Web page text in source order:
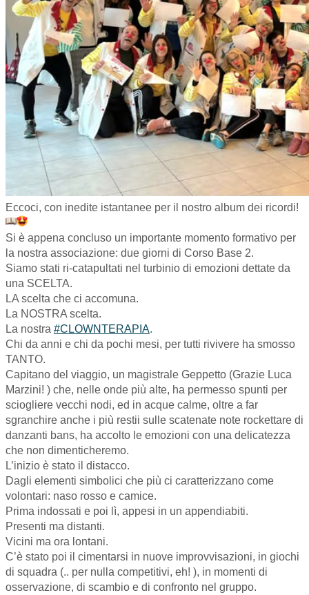
Eccoci, con inedite istantanee per il nostro album dei ricordi!
Si è appena concluso un importante momento formativo per
la nostra associazione: due giorni di Corso Base 2.
Siamo stati ri-catapultati nel turbinio di emozioni dettate da
una SCELTA.
LA scelta che ci accomuna.
La NOSTRA scelta.
La nostra #CLOWNTERAPIA.
Chi da anni e chi da pochi mesi, per tutti rivivere ha smosso
TANTO.
Capitano del viaggio, un magistrale Geppetto (Grazie Luca
Marzini! ) che, nelle onde più alte, ha permesso spunti per
sciogliere vecchi nodi, ed in acque calme, oltre a far
sgranchire anche i più restii sulle scatenate note rockettare di
danzanti bans, ha accolto le emozioni con una delicatezza
che non dimenticheremo.
L’inizio è stato il distacco.
Dagli elementi simbolici che più ci caratterizzano come
volontari: naso rosso e camice.
Prima indossati e poi lì, appesi in un appendiabiti.
Presenti ma distanti.
Vicini ma ora lontani.
C’è stato poi il cimentarsi in nuove improvvisazioni, in giochi
di squadra (.. per nulla competitivi, eh! ), in momenti di
osservazione, di scambio e di confronto nel gruppo.